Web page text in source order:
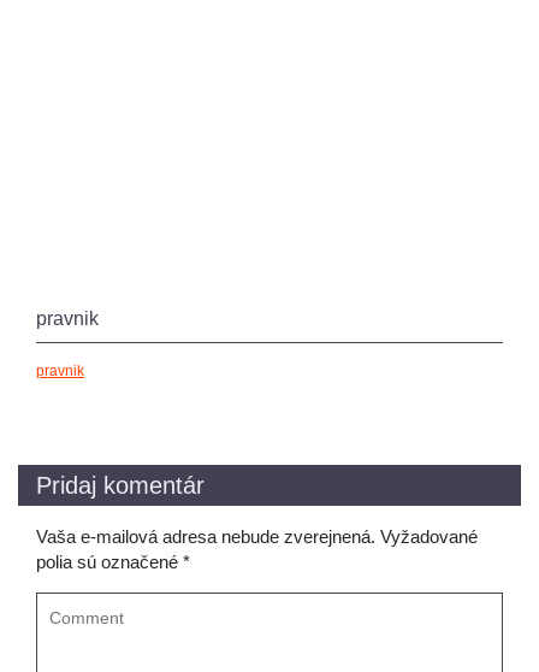
pravnik
pravnik
Pridaj komentár
Vaša e-mailová adresa nebude zverejnená. Vyžadované
polia sú označené *